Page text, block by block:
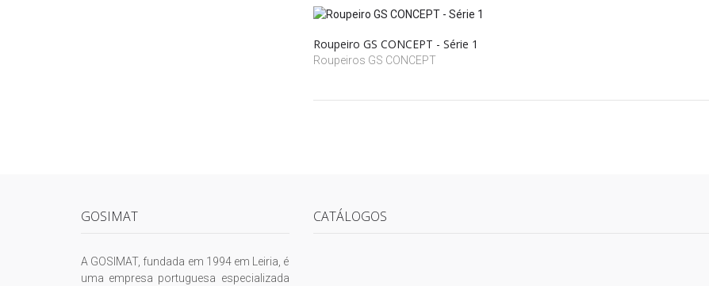
Roupeiro GS CONCEPT - Série 1
Roupeiros GS CONCEPT
GOSIMAT
A GOSIMAT, fundada em 1994 em Leiria, é
uma empresa portuguesa especializada
CATÁLOGOS